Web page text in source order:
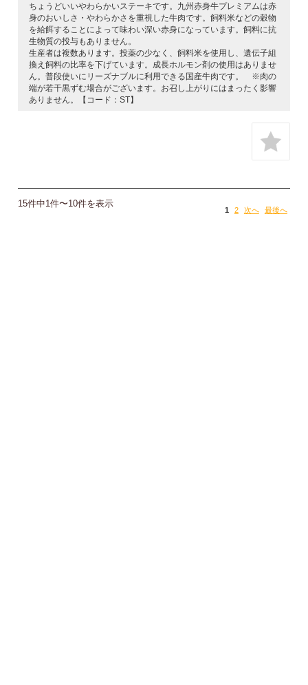
ちょうどいいやわらかいステーキです。九州赤身牛プレミアムは赤
身のおいしさ・やわらかさを重視した牛肉です。飼料米などの穀物
を給餌することによって味わい深い赤身になっています。飼料に抗
生物質の投与もありません。
生産者は複数あります。投薬の少なく、飼料米を使用し、遺伝子組
換え飼料の比率を下げています。成長ホルモン剤の使用はありませ
ん。普段使いにリーズナブルに利用できる国産牛肉です。 ※肉の
端が若干黒ずむ場合がございます。お召し上がりにはまったく影響
ありません。【コード：ST】
15件中1件〜10件を表示
1 2 次へ 最後へ